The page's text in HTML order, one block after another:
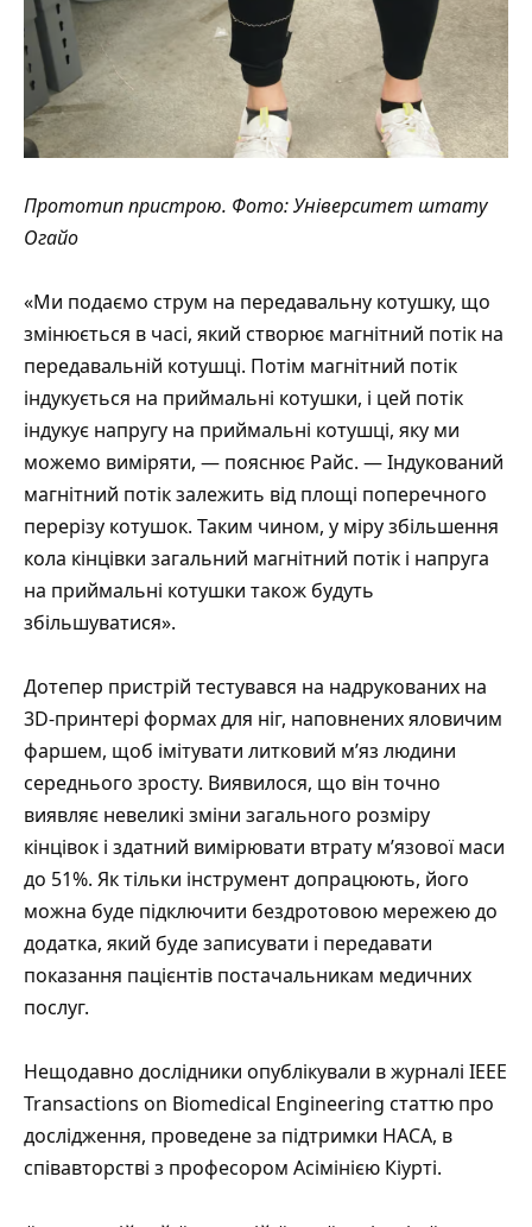
Прототип пристрою. Фото: Університет штату
Огайо
«Ми подаємо струм на передавальну котушку, що
змінюється в часі, який створює магнітний потік на
передавальній котушці. Потім магнітний потік
індукується на приймальні котушки, і цей потік
індукує напругу на приймальні котушці, яку ми
можемо виміряти, — пояснює Райс. — Індукований
магнітний потік залежить від площі поперечного
перерізу котушок. Таким чином, у міру збільшення
кола кінцівки загальний магнітний потік і напруга
на приймальні котушки також будуть
збільшуватися».
Дотепер пристрій тестувався на надрукованих на
3D-принтері формах для ніг, наповнених яловичим
фаршем, щоб імітувати литковий м’яз людини
середнього зросту. Виявилося, що він точно
виявляє невеликі зміни загального розміру
кінцівок і здатний вимірювати втрату м’язової маси
до 51%. Як тільки інструмент допрацюють, його
можна буде підключити бездротовою мережею до
додатка, який буде записувати і передавати
показання пацієнтів постачальникам медичних
послуг.
Нещодавно дослідники опублікували в журналі IEEE
Transactions on Biomedical Engineering статтю про
дослідження, проведене за підтримки НАСА, в
співавторстві з професором Асімінією Кіурті.